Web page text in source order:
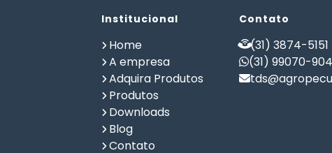
Formulação de Ração para Frango de Corte
Formulação
Gerenciamento de Fazendas
Gerenciamento Rural
Planilha Formulação de Ração Vacas Leiteiras
Programa
Software de Gestão de Propriedade Rural
Software de Ração
Software para Agricultura
Institucional
Home
A empresa
Adquira Produtos
Produtos
Downloads
Blog
Contato
Contato
(31) 3874-5151
(31) 99070-